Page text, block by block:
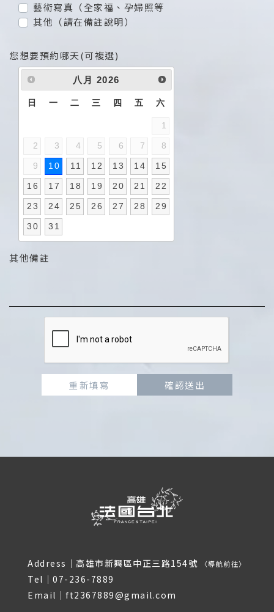
藝術寫真（全家福、孕婦照等
其他（請在備註說明）
您想要預約哪天(可複選)
八月 2026
日 一 二 三 四 五 六
1
2 3 4 5 6 7 8
9 10 11 12 13 14 15
16 17 18 19 20 21 22
23 24 25 26 27 28 29
30 31
其他備註
重新填寫 確認送出
Address｜ 高雄市新興區中正三路154號 〈導航前往〉
Tel｜07-236-7889
Email｜ft2367889@gmail.com